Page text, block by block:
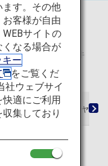
のマイルの積算条件
マイレージチャー
ルの貯め方
ます。その他
客様が自由
サイトの
なる場合が
キー
をご覧くだ
社ウェブサイ
快適にご利用
集しており